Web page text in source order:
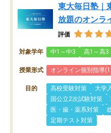
東大毎日塾｜
放題のオンラ
評価
対象学年 中1～中3 高1～高3
授業形式 オンライン個別指導
目的 高校受験対策
大学
国公立2次試験対策
医・歯・薬系対策
定期テスト対策